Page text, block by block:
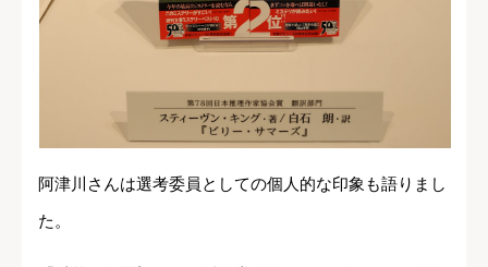
阿津川さんは選考委員としての個人的な印象も語りまし
た。